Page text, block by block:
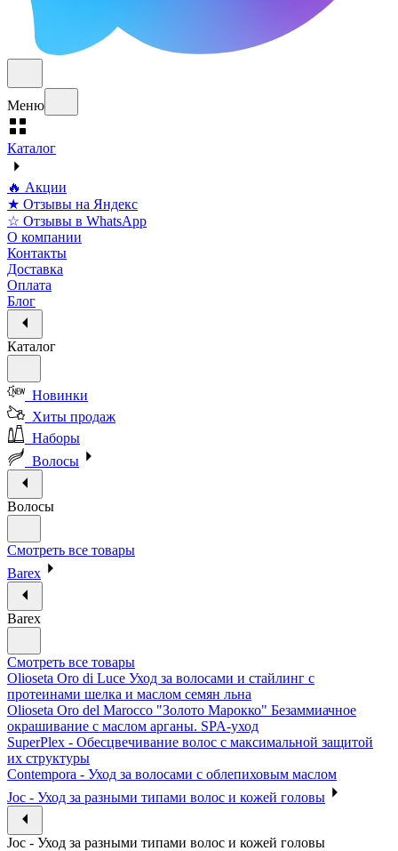
Меню
Каталог
🔥 Акции
★ Отзывы на Яндекс
☆ Отзывы в WhatsApp
О компании
Контакты
Доставка
Оплата
Блог
Каталог
Новинки
Хиты продаж
Наборы
Волосы
Волосы
Смотреть все товары
Barex
Barex
Смотреть все товары
Olioseta Oro di Luce Уход за волосами и стайлинг с
протеинами шелка и маслом семян льна
Olioseta Oro del Marocco "Золото Марокко" Безаммиачное
окрашивание с маслом арганы. SPA-уход
SuperPlex - Обесцвечивание волос с максимальной защитой
их структуры
Contempora - Уход за волосами с облепиховым маслом
Joc - Уход за разными типами волос и кожей головы
Joc - Уход за разными типами волос и кожей головы